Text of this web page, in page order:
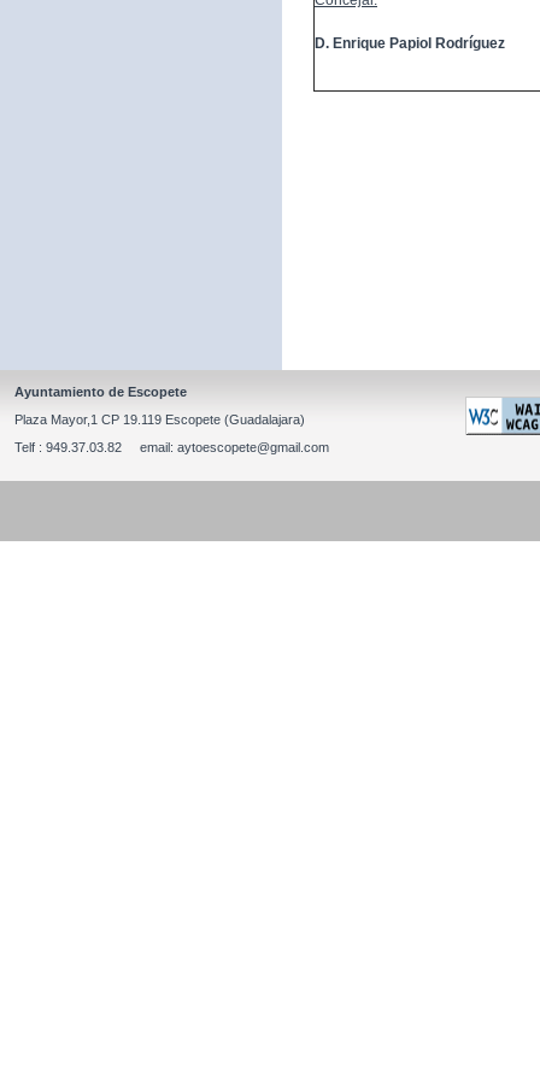
D. Enrique Papiol Rodríguez
Ayuntamiento de Escopete
Plaza Mayor,1 CP 19.119 Escopete (Guadalajara)
Telf : 949.37.03.82 email: aytoescopete@gmail.com